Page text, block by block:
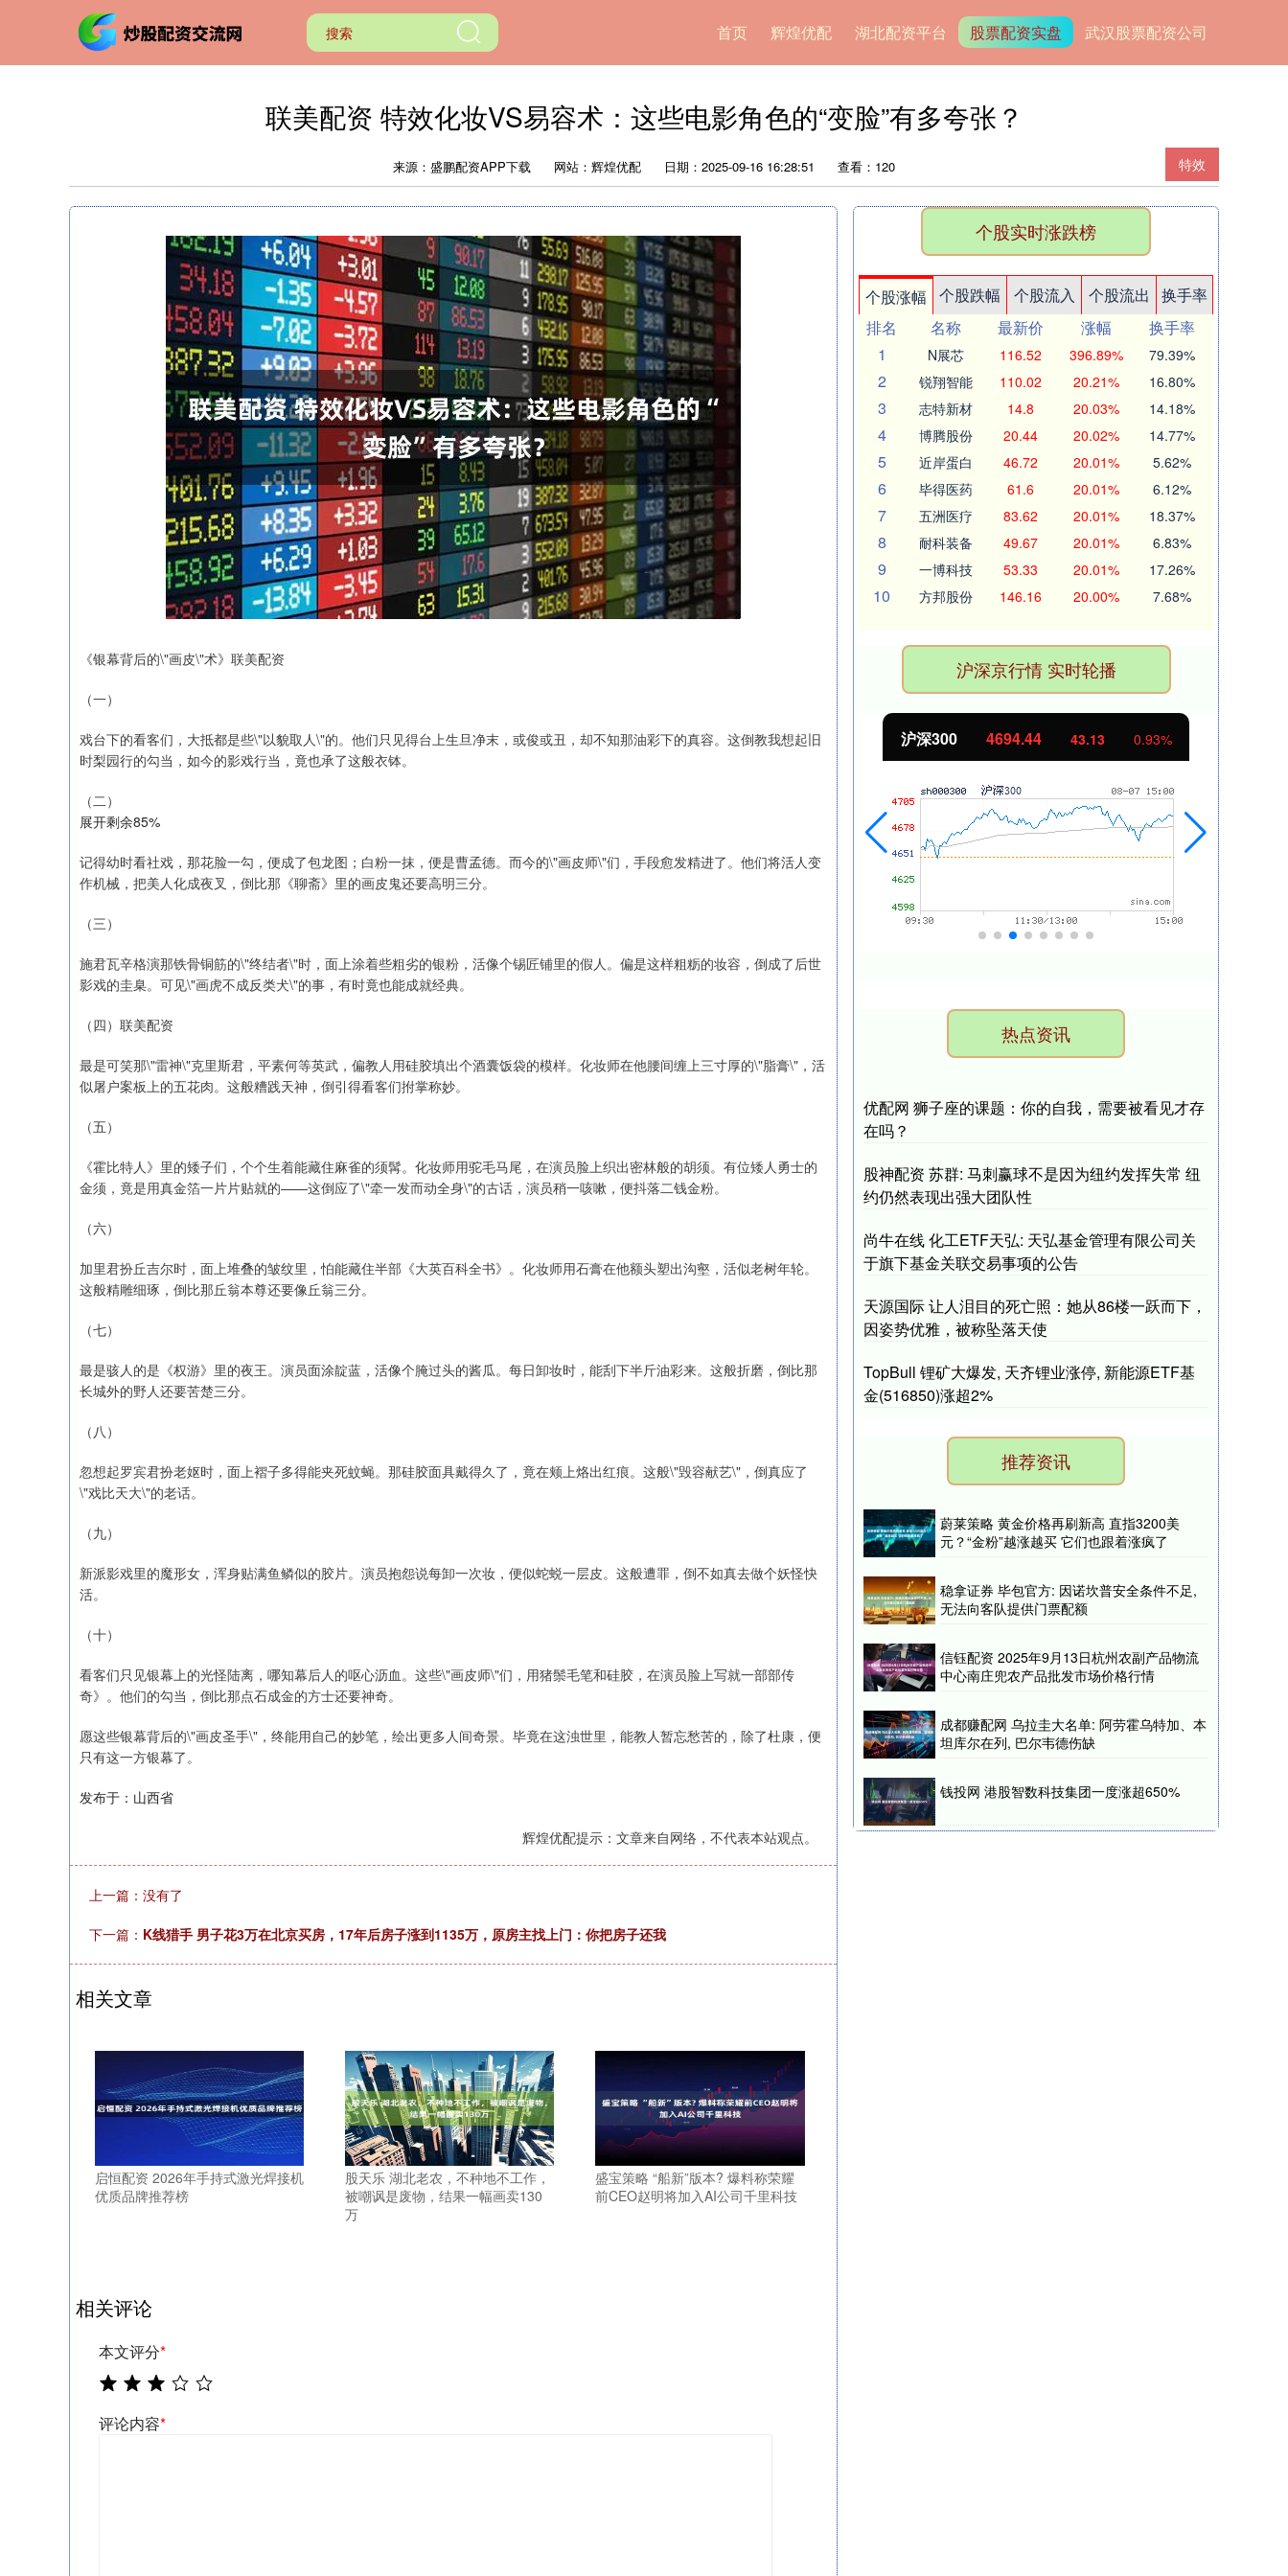
首页 辉煌优配 湖北配资平台 股票配资实盘 武汉股票配资公司
联美配资 特效化妆VS易容术：这些电影角色的“变脸”有多夸张？
特效
来源：盛鹏配资APP下载 网站：辉煌优配 日期：2025-09-16 16:28:51 查看：120
《银幕背后的\"画皮\"术》联美配资
（一）
戏台下的看客们，大抵都是些\"以貌取人\"的。他们只见得台上生旦净末，或俊或丑，却不知那油彩下的真容。这倒教我想起旧
时梨园行的勾当，如今的影戏行当，竟也承了这般衣钵。
（二）
展开剩余85%
记得幼时看社戏，那花脸一勾，便成了包龙图；白粉一抹，便是曹孟德。而今的\"画皮师\"们，手段愈发精进了。他们将活人变
作机械，把美人化成夜叉，倒比那《聊斋》里的画皮鬼还要高明三分。
（三）
施君瓦辛格演那铁骨铜筋的\"终结者\"时，面上涂着些粗劣的银粉，活像个锡匠铺里的假人。偏是这样粗粝的妆容，倒成了后世
影戏的圭臬。可见\"画虎不成反类犬\"的事，有时竟也能成就经典。
（四）联美配资
最是可笑那\"雷神\"克里斯君，平素何等英武，偏教人用硅胶填出个酒囊饭袋的模样。化妆师在他腰间缠上三寸厚的\"脂膏\"，活
似屠户案板上的五花肉。这般糟践天神，倒引得看客们拊掌称妙。
（五）
《霍比特人》里的矮子们，个个生着能藏住麻雀的须髯。化妆师用驼毛马尾，在演员脸上织出密林般的胡须。有位矮人勇士的
金须，竟是用真金箔一片片贴就的——这倒应了\"牵一发而动全身\"的古话，演员稍一咳嗽，便抖落二钱金粉。
（六）
加里君扮丘吉尔时，面上堆叠的皱纹里，怕能藏住半部《大英百科全书》。化妆师用石膏在他额头塑出沟壑，活似老树年轮。
这般精雕细琢，倒比那丘翁本尊还要像丘翁三分。
（七）
最是骇人的是《权游》里的夜王。演员面涂靛蓝，活像个腌过头的酱瓜。每日卸妆时，能刮下半斤油彩来。这般折磨，倒比那
长城外的野人还要苦楚三分。
（八）
忽想起罗宾君扮老妪时，面上褶子多得能夹死蚊蝇。那硅胶面具戴得久了，竟在颊上烙出红痕。这般\"毁容献艺\"，倒真应了
\"戏比天大\"的老话。
（九）
新派影戏里的魔形女，浑身贴满鱼鳞似的胶片。演员抱怨说每卸一次妆，便似蛇蜕一层皮。这般遭罪，倒不如真去做个妖怪快
活。
（十）
看客们只见银幕上的光怪陆离，哪知幕后人的呕心沥血。这些\"画皮师\"们，用猪鬃毛笔和硅胶，在演员脸上写就一部部传
奇》。他们的勾当，倒比那点石成金的方士还要神奇。
愿这些银幕背后的\"画皮圣手\"，终能用自己的妙笔，绘出更多人间奇景。毕竟在这浊世里，能教人暂忘愁苦的，除了杜康，便
只有这一方银幕了。
发布于：山西省
辉煌优配提示：文章来自网络，不代表本站观点。
上一篇：没有了
下一篇： K线猎手 男子花3万在北京买房，17年后房子涨到1135万，原房主找上门：你把房子还我
相关文章
启恒配资 2026年手持式激光焊接机
优质品牌推荐榜
股天乐 湖北老农，不种地不工作，
被嘲讽是废物，结果一幅画卖130
万
盛宝策略 “船新”版本? 爆料称荣耀
前CEO赵明将加入AI公司千里科技
相关评论
本文评分*
评论内容*
个股实时涨跌榜
个股涨幅 个股跌幅 个股流入 个股流出
换手率
排名
名称 最新价 涨幅
换手率
1
N展芯 116.52 396.89% 79.39%
2 锐翔智能 110.02 20.21% 16.80%
3 志特新材 14.8 20.03% 14.18%
4 博腾股份 20.44 20.02% 14.77%
5 近岸蛋白 46.72 20.01% 5.62%
6 毕得医药 61.6 20.01% 6.12%
7 五洲医疗 83.62 20.01% 18.37%
8 耐科装备 49.67 20.01% 6.83%
9 一博科技 53.33 20.01% 17.26%
10 方邦股份 146.16 20.00% 7.68%
沪深京行情 实时轮播
1.02% 深证成指 14311.01 200.89 1.42% 沪深300 4694.44 43.13 0.93% 北证50 1134.24 11.37 1.01%
热点资讯
优配网 狮子座的课题：你的自我，需要被看见才存
在吗？
股神配资 苏群: 马刺赢球不是因为纽约发挥失常 纽
约仍然表现出强大团队性
尚牛在线 化工ETF天弘: 天弘基金管理有限公司关
于旗下基金关联交易事项的公告
天源国际 让人泪目的死亡照：她从86楼一跃而下，
因姿势优雅，被称坠落天使
TopBull 锂矿大爆发, 天齐锂业涨停, 新能源ETF基
金(516850)涨超2%
推荐资讯
蔚莱策略 黄金价格再刷新高 直指3200美
元？“金粉”越涨越买 它们也跟着涨疯了
稳拿证券 毕包官方: 因诺坎普安全条件不足,
无法向客队提供门票配额
信钰配资 2025年9月13日杭州农副产品物流
中心南庄兜农产品批发市场价格行情
成都赚配网 乌拉圭大名单: 阿劳霍乌特加、本
坦库尔在列, 巴尔韦德伤缺
钱投网 港股智数科技集团一度涨超650%